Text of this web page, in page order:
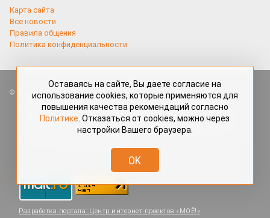
Карта сайта
Все новости
Правила общения
Политика конфиденциальности
Все права защищены. Любые материалы, размещённые на портале
«Красраб.ру» сотрудниками редакции, нештатными авторами
и читателями, являются объектами авторского права. Полное или
частичное использование материалов, размещённых на портале
«Красраб.ру», допускается только с письменного согласия редакции
redaktor@krasrab.krsn.ru.
Разработка портала: Центр интернет-проектов «МОЁ!»
Оставаясь на сайте, Вы даете согласие на
использование cookies, которые применяются для
повышения качества рекомендаций согласно
Политике . Отказаться от cookies, можно через
настройки Вашего браузера.
OK